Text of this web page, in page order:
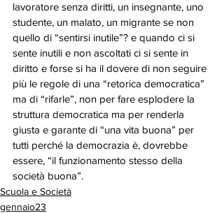
lavoratore senza diritti, un insegnante, uno
studente, un malato, un migrante se non
quello di “sentirsi inutile”? e quando ci si
sente inutili e non ascoltati ci si sente in
diritto e forse si ha il dovere di non seguire
più le regole di una “retorica democratica”
ma di “rifarle”, non per fare esplodere la
struttura democratica ma per renderla
giusta e garante di “una vita buona” per
tutti perché la democrazia è, dovrebbe
essere, “il funzionamento stesso della
società buona”.
Scuola e Società
gennaio23